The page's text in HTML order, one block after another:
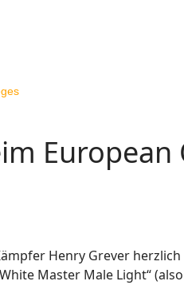
European
Henry Grever
Master Male Light“